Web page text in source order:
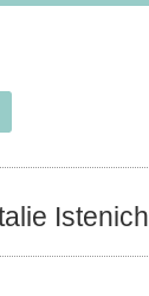
Istenich